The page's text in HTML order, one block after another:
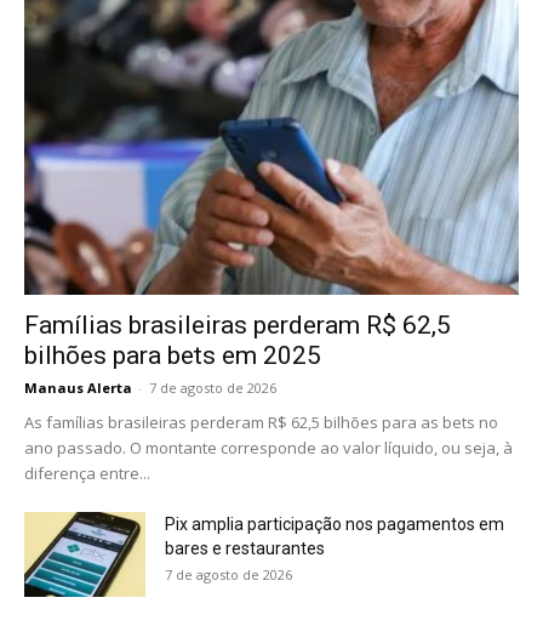
Famílias brasileiras perderam R$ 62,5
bilhões para bets em 2025
Manaus Alerta - 7 de agosto de 2026
As famílias brasileiras perderam R$ 62,5 bilhões para as bets no
ano passado. O montante corresponde ao valor líquido, ou seja, à
diferença entre...
Pix amplia participação nos pagamentos em
bares e restaurantes
7 de agosto de 2026